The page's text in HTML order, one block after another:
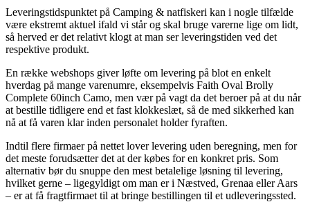
Leveringstidspunktet på Camping & natfiskeri kan i nogle tilfælde
være ekstremt aktuel ifald vi står og skal bruge varerne lige om lidt,
så herved er det relativt klogt at man ser leveringstiden ved det
respektive produkt.
En række webshops giver løfte om levering på blot en enkelt
hverdag på mange varenumre, eksempelvis Faith Oval Brolly
Complete 60inch Camo, men vær på vagt da det beroer på at du når
at bestille tidligere end et fast klokkeslæt, så de med sikkerhed kan
nå at få varen klar inden personalet holder fyraften.
Indtil flere firmaer på nettet lover levering uden beregning, men for
det meste forudsætter det at der købes for en konkret pris. Som
alternativ bør du snuppe den mest betalelige løsning til levering,
hvilket gerne – ligegyldigt om man er i Næstved, Grenaa eller Aars
– er at få fragtfirmaet til at bringe bestillingen til et udleveringssted.